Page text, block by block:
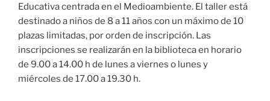
Educativa centrada en el Medioambiente. El taller está
destinado a niños de 8 a 11 años con un máximo de 10
plazas limitadas, por orden de inscripción. Las
inscripciones se realizarán en la biblioteca en horario
de 9.00 a 14.00 h de lunes a viernes o lunes y
miércoles de 17.00 a 19.30 h.